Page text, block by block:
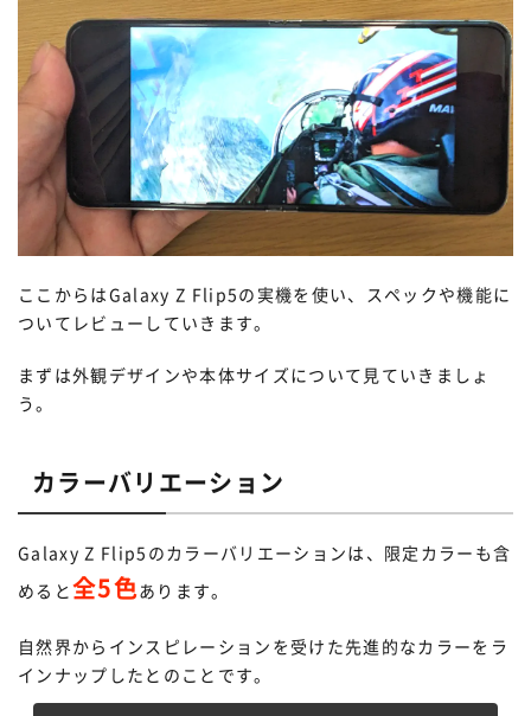
ここからはGalaxy Z Flip5の実機を使い、スペックや機能に
ついてレビューしていきます。
まずは外観デザインや本体サイズについて見ていきましょ
う。
カラーバリエーション
Galaxy Z Flip5のカラーバリエーションは、限定カラーも含
めると 全5色あります。
自然界からインスピレーションを受けた先進的なカラーをラ
インナップしたとのことです。